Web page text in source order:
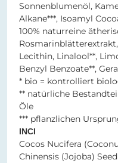
Sonnenblumenöl,
Alkane***, Isoamyl
100% naturreine
Lecithin, Linalool**,
Benzyl Benzoate**,
* bio = kontrolliert
** natürliche
Öle
*** pflanzlichen
INCI
Cocos Nucifera
Chinensis (Jojoba)